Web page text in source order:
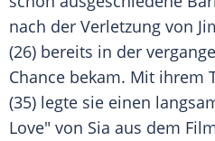
nach der Verletzung von
(26) bereits in der
Chance bekam. Mit ihrem
(35) legte sie einen
Love" von Sia aus dem